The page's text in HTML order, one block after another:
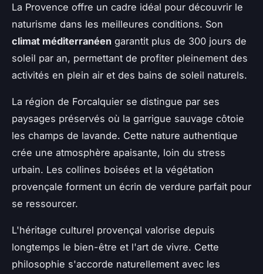
La Provence offre un cadre idéal pour découvrir le
naturisme dans les meilleures conditions. Son
climat méditerranéen garantit plus de 300 jours de
soleil par an, permettant de profiter pleinement des
activités en plein air et des bains de soleil naturels.
La région de Forcalquier se distingue par ses
paysages préservés où la garrigue sauvage côtoie
les champs de lavande. Cette nature authentique
crée une atmosphère apaisante, loin du stress
urbain. Les collines boisées et la végétation
provençale forment un écrin de verdure parfait pour
se ressourcer.
L'héritage culturel provençal valorise depuis
longtemps le bien-être et l'art de vivre. Cette
philosophie s'accorde naturellement avec les